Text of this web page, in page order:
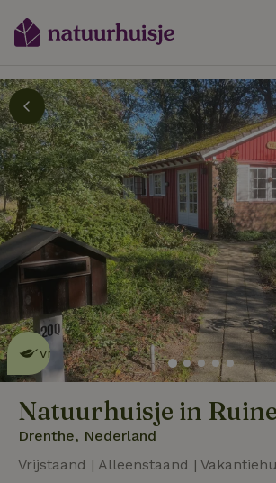
Dit natuurhuisje is eco-
vriendelijklees meer
Natuurhuisje in
Drenthe, Nederland
Vrijstaand | Alleenstaand |